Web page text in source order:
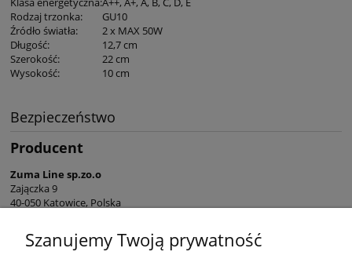
Rodzaj trzonka:
GU10
Źródło światła:
2 x MAX 50W
Długość:
12,7 cm
Szerokość:
22 cm
Wysokość: 10 cm
Bezpieczeństwo
Producent
Zuma Line sp.zo.o
Zajączka 9
40-050 Katowice, Polska
+48 32 730 66 10
Szanujemy Twoją prywatność